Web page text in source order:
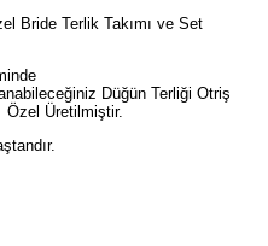
Bride Terlik Takımı ve Set
Düğün Terliği Otriş
Üretilmiştir.